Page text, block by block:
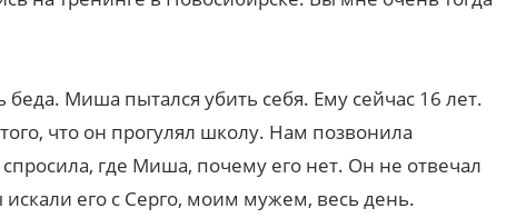
беда. Миша пытался убить себя. Ему сейчас 16 лет.
что он прогулял школу. Нам позвонила
где Миша, почему его нет. Он не отвечал
его с Серго, моим мужем, весь день.